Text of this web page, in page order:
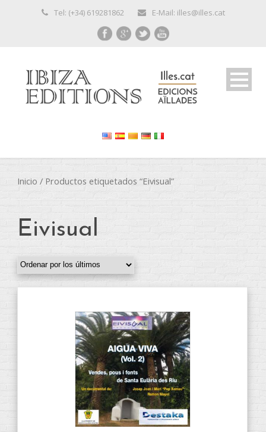
Tel: (+34) 619281862 E-Mail: illes@illes.cat
Inicio / Productos etiquetados “Eivisual”
Eivisual